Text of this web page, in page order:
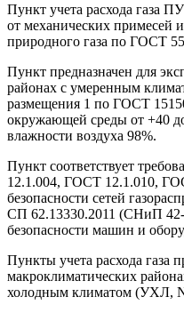
Пункт учета расхода газа
от механических примесей
природного газа по ГОСТ
Пункт предназначен для
районах с умеренным
размещения 1 по ГОСТ
окружающей среды от +40
влажности воздуха 98%.
Пункт соответствует
12.1.004, ГОСТ 12.1.010,
безопасности сетей
СП 62.13330.2011 (СНиП
безопасности машин и
Пункты учета расхода газа
макроклиматических
холодным климатом (УХЛ,